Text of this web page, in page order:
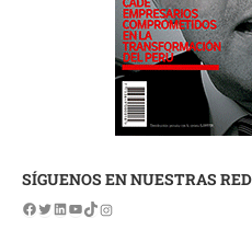
SÍGUENOS EN NUESTRAS